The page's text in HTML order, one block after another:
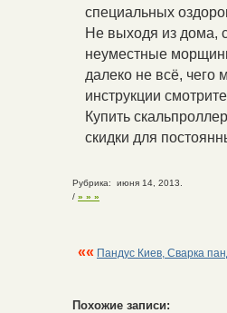
специальных
Не выходя из дома,
неуместные
далеко не всё,
инструкции
Купить
скидки для
Рубрика: июня 14, 2013.
/ » » »
«« Пандус Киев, Сварка
Похожие записи: